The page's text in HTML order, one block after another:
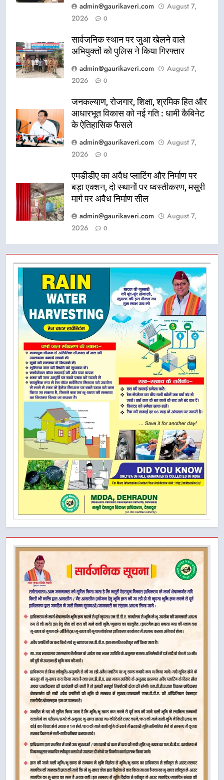
admin@gaurikaveri.com
August 7,
2026
0
सार्वजनिक स्थान पर जुआ खेलने वाले
अभियुक्तों को पुलिस ने किया गिरफ्तार
admin@gaurikaveri.com
August 7,
2026
0
जनकल्याण, रोजगार, शिक्षा, श्रमिक हित और
आधारभूत विकास को नई गति : धामी कैबिनेट
के ऐतिहासिक फैसले
admin@gaurikaveri.com
August 7,
2026
0
एमडीडीए का अवैध प्लाटिंग और निर्माण पर
बड़ा एक्शन, दो स्थानों पर ध्वस्तीकरण, मसूरी
मार्ग पर अवैध निर्माण सील
admin@gaurikaveri.com
August 7,
2026
0